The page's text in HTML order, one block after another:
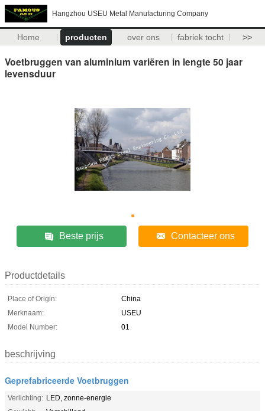
Hangzhou USEU Metal Manufacturing Company
Home producten over ons fabriek tocht >>
Voetbruggen van aluminium variëren in lengte 50 jaar
levensduur
Beste prijs Contacteer ons
Productdetails
Place of Origin:
China
Merknaam:
USEU
Model Number:
01
beschrijving
Geprefabriceerde Voetbruggen
Verlichting: LED, zonne-energie